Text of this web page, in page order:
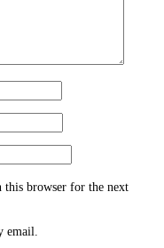
this browser for the next
email.